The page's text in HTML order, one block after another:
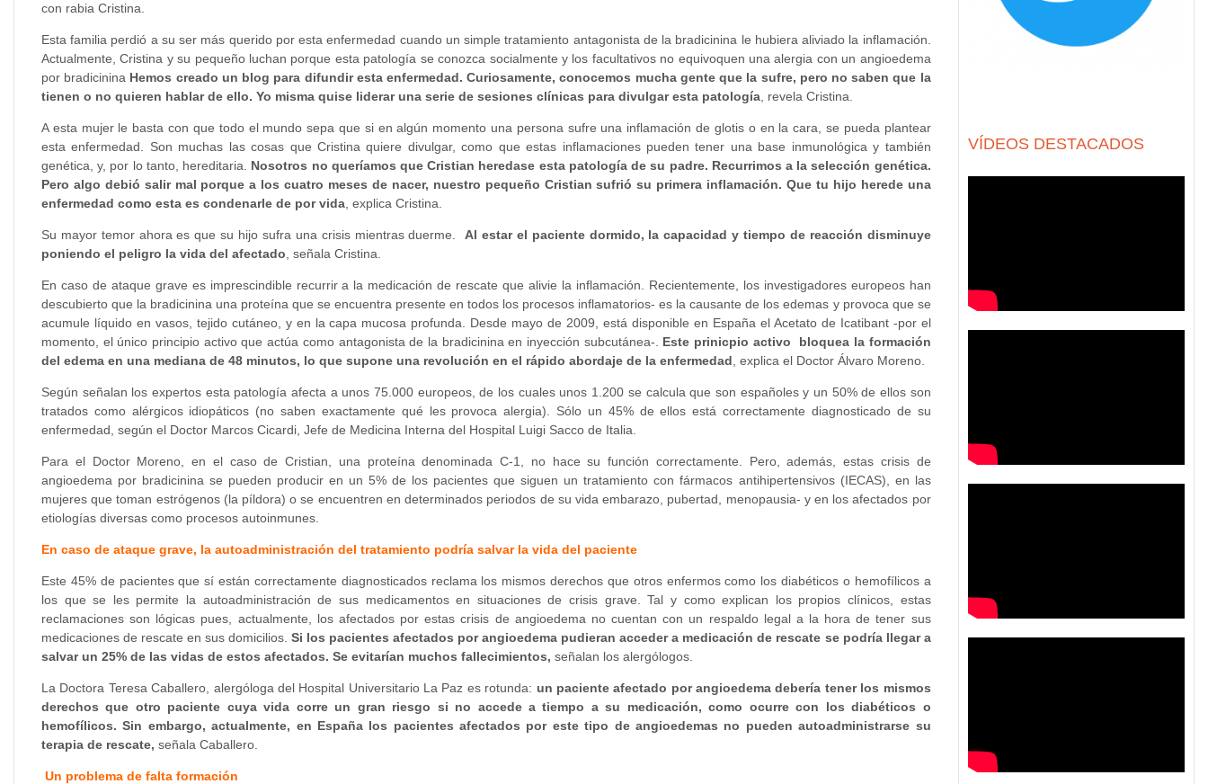
con rabia Cristina.
Esta familia perdió a su ser más querido por esta enfermedad cuando un simple tratamiento antagonista de la bradicinina le hubiera aliviado la inflamación.
Actualmente, Cristina y su pequeño luchan porque esta patología se conozca socialmente y los facultativos no equivoquen una alergia con un angioedema
por bradicinina Hemos creado un blog para difundir esta enfermedad. Curiosamente, conocemos mucha gente que la sufre, pero no saben que la
tienen o no quieren hablar de ello. Yo misma quise liderar una serie de sesiones clínicas para divulgar esta patología , revela Cristina.
A esta mujer le basta con que todo el mundo sepa que si en algún momento una persona sufre una inflamación de glotis o en la cara, se pueda plantear
esta enfermedad. Son muchas las cosas que Cristina quiere divulgar, como que estas inflamaciones pueden tener una base inmunológica y también
genética, y, por lo tanto, hereditaria. Nosotros no queríamos que Cristian heredase esta patología de su padre. Recurrimos a la selección genética.
Pero algo debió salir mal porque a los cuatro meses de nacer, nuestro pequeño Cristian sufrió su primera inflamación. Que tu hijo herede una
enfermedad como esta es condenarle de por vida , explica Cristina.
Su mayor temor ahora es que su hijo sufra una crisis mientras duerme. Al estar el paciente dormido, la capacidad y tiempo de reacción disminuye
poniendo el peligro la vida del afectado , señala Cristina.
En caso de ataque grave es imprescindible recurrir a la medicación de rescate que alivie la inflamación. Recientemente, los investigadores europeos han
descubierto que la bradicinina una proteína que se encuentra presente en todos los procesos inflamatorios- es la causante de los edemas y provoca que se
acumule líquido en vasos, tejido cutáneo, y en la capa mucosa profunda. Desde mayo de 2009, está disponible en España el Acetato de Icatibant -por el
momento, el único principio activo que actúa como antagonista de la bradicinina en inyección subcutánea-. Este prinicpio activo bloquea la formación
del edema en una mediana de 48 minutos, lo que supone una revolución en el rápido abordaje de la enfermedad , explica el Doctor Álvaro Moreno.
Según señalan los expertos esta patología afecta a unos 75.000 europeos, de los cuales unos 1.200 se calcula que son españoles y un 50% de ellos son
tratados como alérgicos idiopáticos (no saben exactamente qué les provoca alergia). Sólo un 45% de ellos está correctamente diagnosticado de su
enfermedad, según el Doctor Marcos Cicardi, Jefe de Medicina Interna del Hospital Luigi Sacco de Italia.
Para el Doctor Moreno, en el caso de Cristian, una proteína denominada C-1, no hace su función correctamente. Pero, además, estas crisis de
angioedema por bradicinina se pueden producir en un 5% de los pacientes que siguen un tratamiento con fármacos antihipertensivos (IECAS), en las
mujeres que toman estrógenos (la píldora) o se encuentren en determinados periodos de su vida embarazo, pubertad, menopausia- y en los afectados por
etiologías diversas como procesos autoinmunes.
En caso de ataque grave, la autoadministración del tratamiento podría salvar la vida del paciente
Este 45% de pacientes que sí están correctamente diagnosticados reclama los mismos derechos que otros enfermos como los diabéticos o hemofílicos a
los que se les permite la autoadministración de sus medicamentos en situaciones de crisis grave. Tal y como explican los propios clínicos, estas
reclamaciones son lógicas pues, actualmente, los afectados por estas crisis de angioedema no cuentan con un respaldo legal a la hora de tener sus
medicaciones de rescate en sus domicilios.Si los pacientes afectados por angioedema pudieran acceder a medicación de rescate se podría llegar a
salvar un 25% de las vidas de estos afectados. Se evitarían muchos fallecimientos, señalan los alergólogos.
La Doctora Teresa Caballero, alergóloga del Hospital Universitario La Paz es rotunda: un paciente afectado por angioedema debería tener los mismos
derechos que otro paciente cuya vida corre un gran riesgo si no accede a tiempo a su medicación, como ocurre con los diabéticos o
hemofílicos. Sin embargo, actualmente, en España los pacientes afectados por este tipo de angioedemas no pueden autoadministrarse su
terapia de rescate, señala Caballero.
Un problema de falta formación
VÍDEOS DESTACADOS